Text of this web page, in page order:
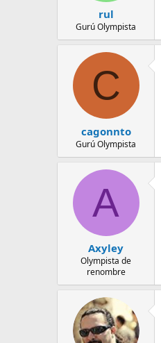
rul
Gurú Olympista
C
cagonnto
Gurú Olympista
A
Axyley
Olympista de
renombre